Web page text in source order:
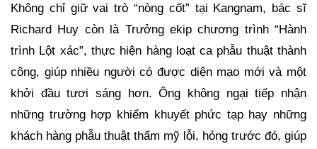
Không chỉ giữ vai trò “nòng cốt” tại Kangnam, bác sĩ
Richard Huy còn là Trưởng ekip chương trình “Hành
trình Lột xác”, thực hiện hàng loạt ca phẫu thuật thành
công, giúp nhiều người có được diện mạo mới và một
khởi đầu tươi sáng hơn. Ông không ngại tiếp nhận
những trường hợp khiếm khuyết phức tạp hay những
khách hàng phẫu thuật thẩm mỹ lỗi, hỏng trước đó, giúp